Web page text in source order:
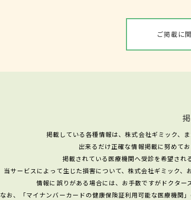
ご掲載に
掲載している各種情報は、株式会社ギミック、
出来るだけ正確な情報掲載に努めて
掲載されている医療機関へ受診を希望され
当サービスによって生じた損害について、株式会社ギミック
情報に誤りがある場合には、お手数ですがドクター
なお、「マイナンバーカードの健康保険証利用可能な医療機関